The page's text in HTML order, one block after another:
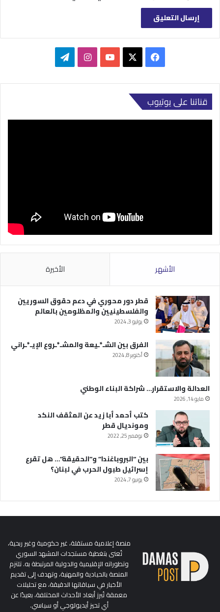
فيسبوك ‫YouTubeانستقرامتيلقرام
قناتنا على يوتيوب
الأشهر الأخيرة
قطر دور محوري في دعم حقوق السوريين
والفلسطينيين والمظلومين بالعالم
يوليو 3, 2024
الفرق بين الشـ*ـيعة والمشـ*ـروع الإيـ*ـراني
أكتوبر 8, 2024
العدالة والاستقرار… شراكة البناء الوطني
مايو 14, 2026
كتب أحمد أبا زيد عن المثقف النكد
ومونديال قطر
نوفمبر 25, 2022
بين “البروباغندا” و”الحقيقة”… هل تقرع
إسرائيل طبول الحرب في لبنان؟
يونيو 7, 2024
منصة إعلامية مستقلة، غير حكومية وغير ربحية،
تُعنى بتغطية مستجدات المشهد السوري
وتطوراته الإقليمية والدولية المرتبطة به. تلتزم
المنصة بالحيادية والمهنية، وتهدف إلى تقديم
الأخبار في سياقاتها الدقيقة، مع تحليلات
معمقة تُبرز أبعاد الأحداث المختلفة، بعيدًا عن
أي تحيز أيديولوجي أو سياسي.